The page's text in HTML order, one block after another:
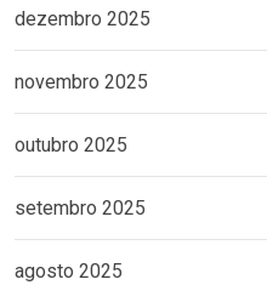
dezembro 2025
novembro 2025
outubro 2025
setembro 2025
agosto 2025